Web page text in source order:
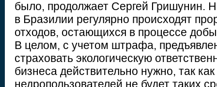
было, продолжает Сергей Гришунин.
в Бразилии регулярно происходят
отходов, остающихся в процессе
В целом, с учетом штрафа,
страховать экологическую
бизнеса действительно нужно, так
недропользователей не будет таких